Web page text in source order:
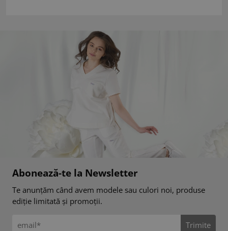
Abonează-te la Newsletter
Te anunțăm când avem modele sau culori noi, produse
ediție limitată și promoții.
Trimite